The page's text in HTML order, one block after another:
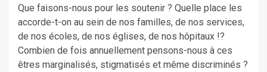
Que faisons-nous pour les soutenir ? Quelle place les
accorde-t-on au sein de nos familles, de nos services,
de nos écoles, de nos églises, de nos hôpitaux !?
Combien de fois annuellement pensons-nous à ces
êtres marginalisés, stigmatisés et même discriminés ?